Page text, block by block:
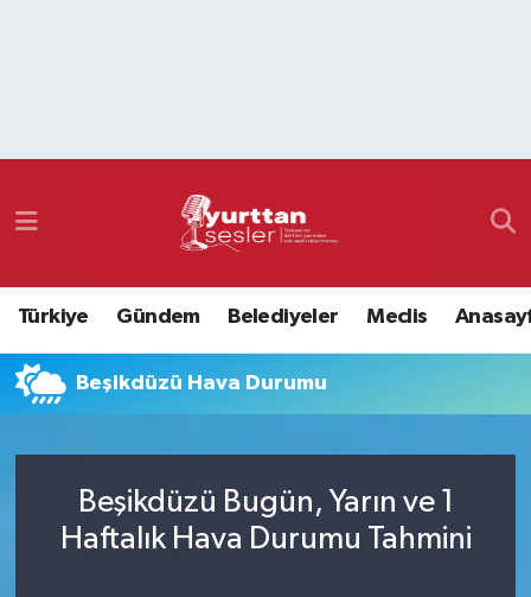
Türkiye Gündem Belediyeler Meclis
Beşikdüzü Hava Durumu
Beşikdüzü Bugün, Yarın ve 1
Haftalık Hava Durumu Tahmini
Namaz Vakitleri
Süper Lig Puan Durumu ve Fikstür
Tüm Manşetler
Son Dakika Haberleri
Haber Arşivi